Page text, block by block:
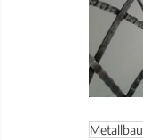
Metallbau